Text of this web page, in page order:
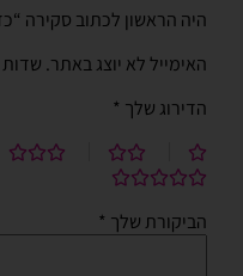
היה הראשון לכתוב סקירה
האימייל לא יוצג באתר.
הדירוג שלך *
הביקורת שלך *